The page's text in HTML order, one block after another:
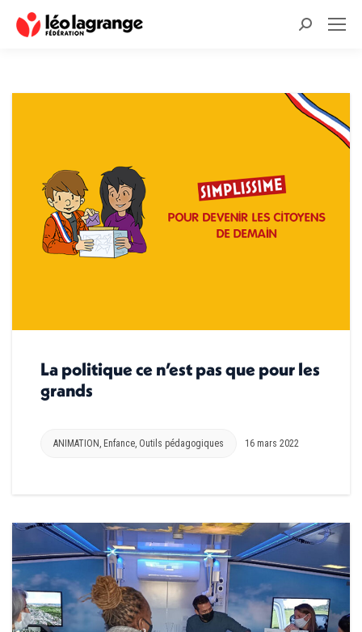
Recherche
La politique ce n’est pas que pour les
grands
ANIMATION, Enfance, Outils pédagogiques 16 mars 2022